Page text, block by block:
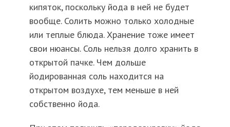
кипяток, поскольку йода в ней не будет
вообще. Солить можно только холодные
или теплые блюда. Хранение тоже имеет
свои нюансы. Соль нельзя долго хранить в
открытой пачке. Чем дольше
йодированная соль находится на
открытом воздухе, тем меньше в ней
собственно йода.